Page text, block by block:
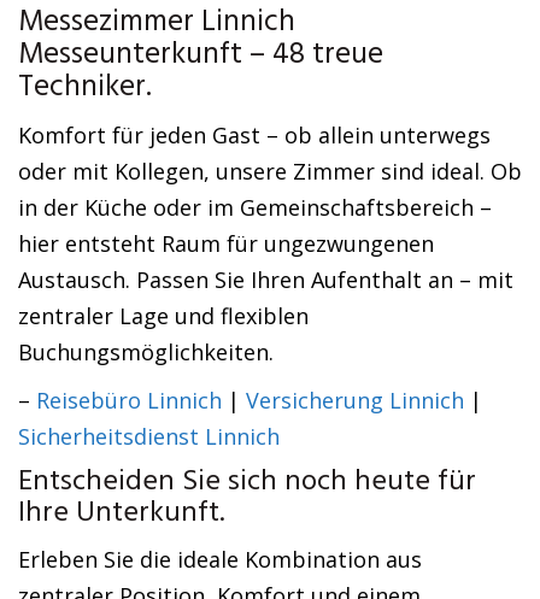
Messezimmer Linnich
Messeunterkunft – 48 treue
Techniker.
Komfort für jeden Gast – ob allein unterwegs
oder mit Kollegen, unsere Zimmer sind ideal. Ob
in der Küche oder im Gemeinschaftsbereich –
hier entsteht Raum für ungezwungenen
Austausch. Passen Sie Ihren Aufenthalt an – mit
zentraler Lage und flexiblen
Buchungsmöglichkeiten.
– Reisebüro Linnich | Versicherung Linnich |
Sicherheitsdienst Linnich
Entscheiden Sie sich noch heute für
Ihre Unterkunft.
Erleben Sie die ideale Kombination aus